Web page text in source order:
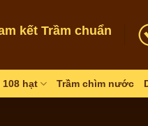
kết Trầm chuẩn
108 hạt Trầm chìm nước